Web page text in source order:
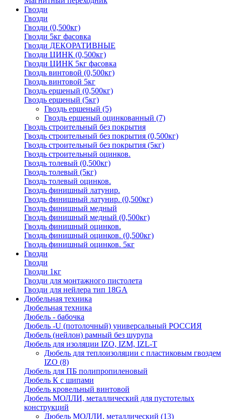
Гвозди
Гвозди
Гвозди (0,500кг)
Гвозди 5кг фасовка
Гвозди ДЕКОРАТИВНЫЕ
Гвозди ЦИНК (0,500кг)
Гвозди ЦИНК 5кг фасовка
Гвоздь винтовой (0,500кг)
Гвоздь винтовой 5кг
Гвоздь ершеный (0,500кг)
Гвоздь ершеный (5кг)
Гвоздь ершеный (5)
Гвоздь ершеный оцинкованный (7)
Гвоздь строительный без покрытия
Гвоздь строительный без покрытия (0,500кг)
Гвоздь строительный без покрытия (5кг)
Гвоздь строительный оцинков.
Гвоздь толевый (0,500кг)
Гвоздь толевый (5кг)
Гвоздь толевый оцинков.
Гвоздь финишный латунир.
Гвоздь финишный латунир. (0,500кг)
Гвоздь финишный медный
Гвоздь финишный медный (0,500кг)
Гвоздь финишный оцинков.
Гвоздь финишный оцинков. (0,500кг)
Гвоздь финишный оцинков. 5кг
Гвозди
Гвозди
Гвозди 1кг
Гвозди для монтажного пистолета
Гвозди для нейлера тип 18GA
Дюбельная техника
Дюбельная техника
Дюбель - бабочка
Дюбель -U (потолочный) универсальный РОССИЯ
Дюбель (нейлон) рамный без шурупа
Дюбель для изоляции IZO, IZM, IZL-T
Дюбель для теплоизоляции с пластиковым гвоздем
IZO (8)
Дюбель для ПБ полипропиленовый
Дюбель К с шипами
Дюбель кровельный винтовой
Дюбель МОЛЛИ, металлический для пустотелых
конструкций
Дюбель МОЛЛИ, металлический (13)